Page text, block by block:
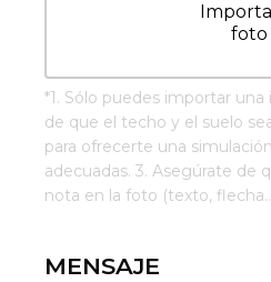
foto
*1. Sólo puedes importar
de que el techo y el suelo
para ofrecerte una
adecuadas. 3. Asegúrate de
nota en la foto (texto,
MENSAJE